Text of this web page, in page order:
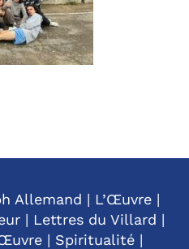
Allemand | L’Œuvre|
| Lettres du Villard |
| Spiritualité|